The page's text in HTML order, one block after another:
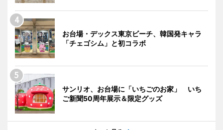
お台場・デックス東京ビーチ、韓国発キャラ
「チェゴシム」と初コラボ
サンリオ、お台場に「いちごのお家」 いち
ご新聞50周年展示＆限定グッズ